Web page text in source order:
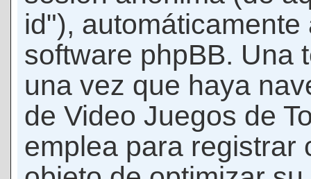
id"),
software phpBB. Una
una vez que haya
de Video Juegos de
emplea para registrar